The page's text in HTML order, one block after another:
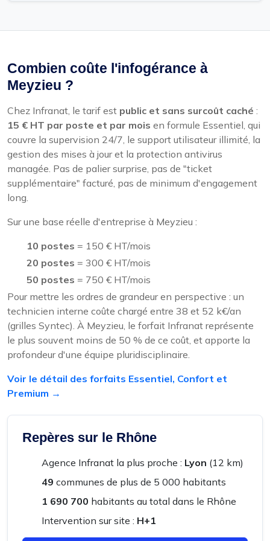
Combien coûte l'infogérance à
Meyzieu ?
Chez Infranat, le tarif est public et sans surcoût caché :
15 € HT par poste et par mois en formule Essentiel, qui
couvre la supervision 24/7, le support utilisateur illimité, la
gestion des mises à jour et la protection antivirus
managée. Pas de palier surprise, pas de "ticket
supplémentaire" facturé, pas de minimum d'engagement
long.
Sur une base réelle d'entreprise à Meyzieu :
10 postes = 150 € HT/mois
20 postes = 300 € HT/mois
50 postes = 750 € HT/mois
Pour mettre les ordres de grandeur en perspective : un
technicien interne coûte chargé entre 38 et 52 k€/an
(grilles Syntec). À Meyzieu, le forfait Infranat représente
le plus souvent moins de 50 % de ce coût, et apporte la
profondeur d'une équipe pluridisciplinaire.
Voir le détail des forfaits Essentiel, Confort et
Premium →
Repères sur le Rhône
Agence Infranat la plus proche : Lyon (12 km)
49 communes de plus de 5 000 habitants
1 690 700 habitants au total dans le Rhône
Intervention sur site : H+1